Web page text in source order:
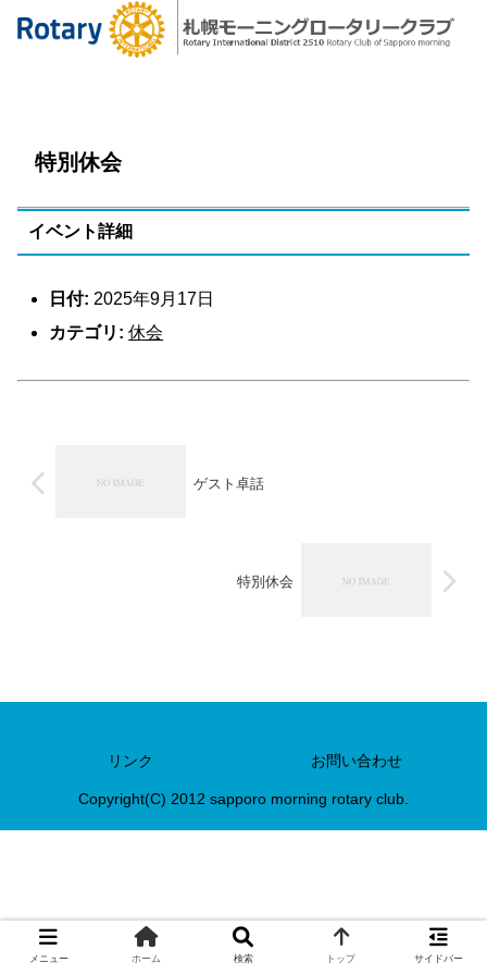
特別休会
イベント詳細
日付: 2025年9月17日
カテゴリ: 休会
ゲスト卓話
特別休会
リンク お問い合わせ
Copyright(C) 2012 sapporo morning rotary club.
メニュー ホーム 検索 トップ サイドバー